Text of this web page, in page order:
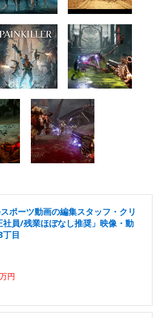
ポーツ動画の編集スタッフ・クリ
員/残業ほぼなし推奨」映像・動
目
円